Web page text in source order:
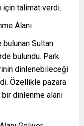
için talimat verdi.
Alanı
bulunan Sultan
bulundu. Park
dinlenebileceği
Özellikle pazara
dinlenme alanı